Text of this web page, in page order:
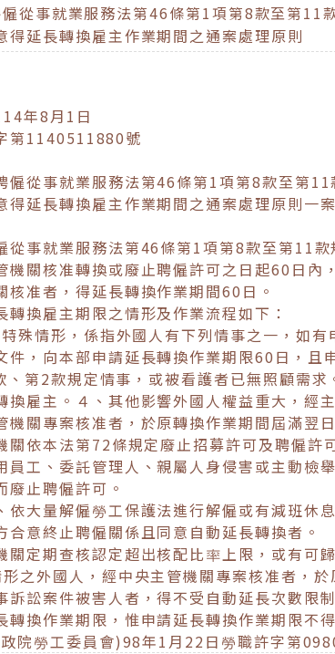
從事就業服務法第46條第1項第8款至第
得延長轉換雇主作業期間之通案處理原則
年8月1日
第1140511880號
僱從事就業服務法第46條第1項第8款至第
得延長轉換雇主作業期間之通案處理原則一
從事就業服務法第46條第1項第8款至第11
機關核准轉換或廢止聘僱許可之日起60日
核准者，得延長轉換作業期間60日。
轉換雇主期限之情形及作業流程如下：
殊情形，係指外國人有下列情事之一，如
件，向本部申請延長轉換作業期限60日，
第2款規定情事，或被看護者已無照顧需
換雇主。４、其他影響外國人權益重大，
機關專案核准者，於原轉換作業期間屆滿翌
關依本法第72條規定廢止招募許可及聘僱許
員工、委託管理人、親屬人身侵害或主動
廢止聘僱許可。
依大量解僱勞工保護法進行解僱或有減班休
合意終止聘僱關係且同意自動延長轉換者。
關定期查核認定超出核配比率上限，或有可
之外國人，經中央主管機關專案核准者，
訴訟案件被害人者，得不受自動延長次數
轉換作業期限，惟申請延長轉換作業期限不
院勞工委員會)98年1月22日勞職許字第